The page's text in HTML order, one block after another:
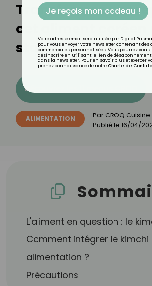
Transformez vos
cet aliment coréen
stabiliser votre
Découvrez les 11 menus CROQ
ALIMENTATION Par CROQ Cuisine
Publié le 16/04/
L'aliment en question : le
Comment intégrer le kimchi
alimentation ?
Précautions
Je reçois mon cadeau !
Votre adresse email sera utilisée par Digital
pour vous envoyer votre newsletter contenant des
commerciales personnalisées. Vous pourrez vous
désinscrire en utilisant le lien de désabonnement
dans la newsletter. Pour en savoir plus et exercer
prenez connaissance de notre Charte de